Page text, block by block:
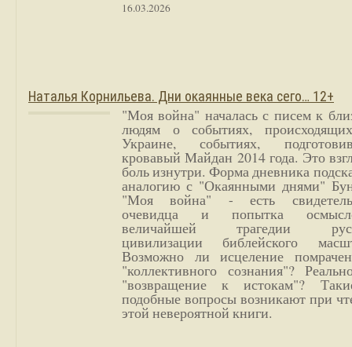
16.03.2026
Наталья Корнильева. Дни окаянные века сего… 12+
"Моя война" началась с писем к
людям о событиях,
Украине, событиях,
кровавый Майдан 2014 года. Это
боль изнутри. Форма дневника
аналогию с "Окаянными днями"
"Моя война" - есть
очевидца и попытка
величайшей трагедии
цивилизации библейского
Возможно ли исцеление
"коллективного сознания"?
"возвращение к истокам"?
подобные вопросы возникают при
этой невероятной книги.